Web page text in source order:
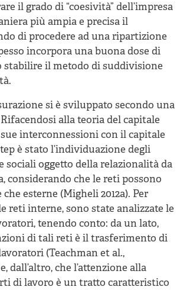
il grado di “coesività” dell’impresa
più ampia e precisa il
di procedere ad una ripartizione
incorpora una buona dose di
stabilire il metodo di suddivisione
si è sviluppato secondo una
alla teoria del capitale
interconnessioni con il capitale
è stato l’individuazione degli
sociali oggetto della relazionalità da
considerando che le reti possono
esterne (Migheli 2012a). Per
reti interne, sono state analizzate le
tenendo conto: da un lato,
di tali reti è il trasferimento di
(Teachman et al.,
e, dall’altro, che l’attenzione alla
di lavoro è un tratto caratteristico